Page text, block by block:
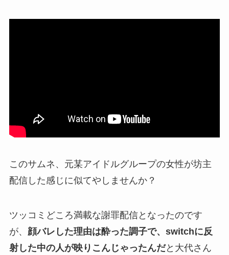
このサムネ、元某アイドルグループの女性が坊主
配信した感じに似てやしませんか？
ツッコミどころ満載な謝罪配信となったのです
が、 顔バレした理由は酔った調子で、switchに反
射した中の人が映りこんじゃったんだと大代さん